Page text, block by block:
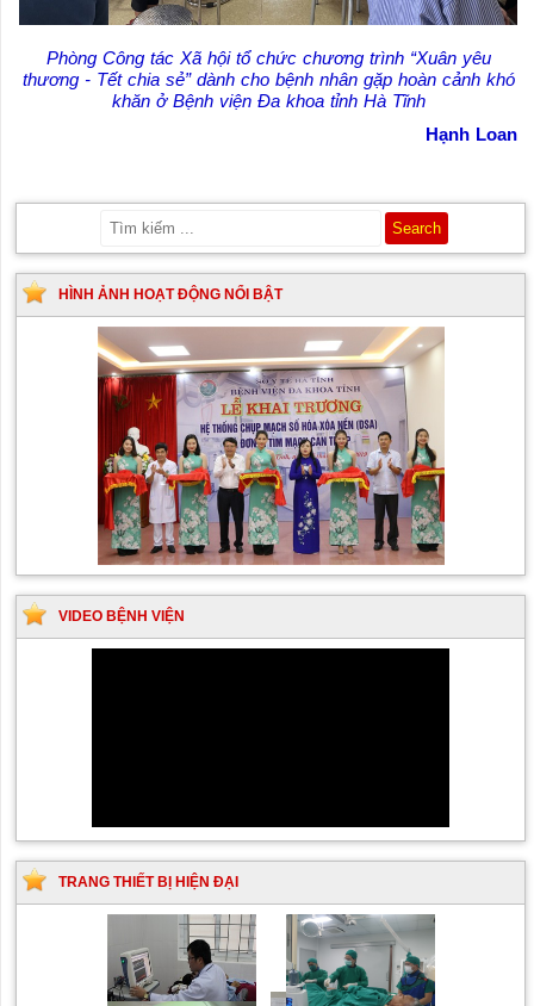
Phòng Công tác Xã hội tổ chức chương trình “Xuân yêu
thương - Tết chia sẻ” dành cho bệnh nhân gặp hoàn cảnh khó
khăn ở Bệnh viện Đa khoa tỉnh Hà Tĩnh
Hạnh Loan
HÌNH ẢNH HOẠT ĐỘNG NỔI BẬT
VIDEO BỆNH VIỆN
TRANG THIẾT BỊ HIỆN ĐẠI